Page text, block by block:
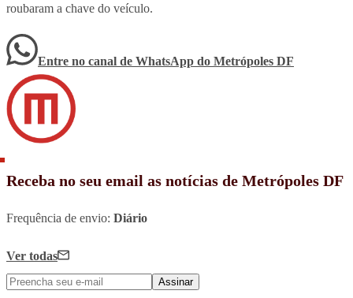
roubaram a chave do veículo.
Entre no canal de WhatsApp do Metrópoles DF
Receba no seu email as notícias de Metrópoles DF
Frequência de envio: Diário
Ver todas
Assinar